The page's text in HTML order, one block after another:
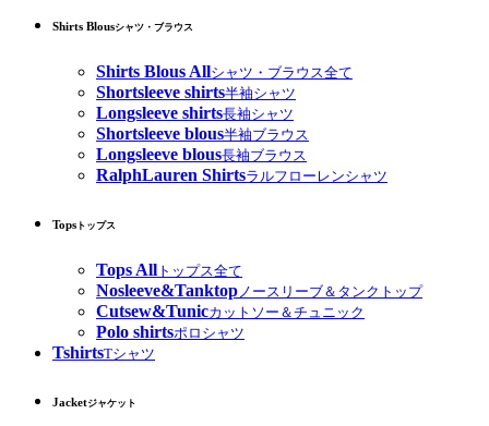
Shirts Blousシャツ・ブラウス
Shirts Blous Allシャツ・ブラウス全て
Shortsleeve shirts半袖シャツ
Longsleeve shirts長袖シャツ
Shortsleeve blous半袖ブラウス
Longsleeve blous長袖ブラウス
RalphLauren Shirtsラルフローレンシャツ
Tops トップス
Tops All トップス全て
Nosleeve&Tanktop ノースリーブ＆タンクトップ
Cutsew&Tunicカットソー＆チュニック
Polo shirtsポロシャツ
TshirtsTシャツ
Jacketジャケット